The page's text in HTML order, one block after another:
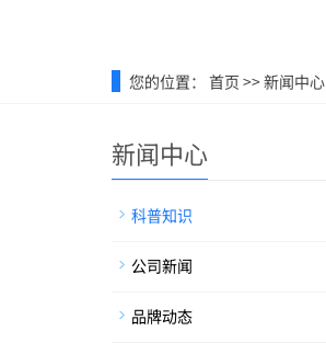
您的位置： 首页 >>新闻中心
新闻中心
科普知识
公司新闻
品牌动态